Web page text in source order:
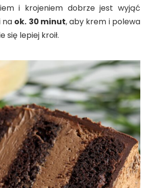
i krojeniem dobrze jest wyjąć
na ok. 30 minut, aby krem i polewa
się lepiej kroił.